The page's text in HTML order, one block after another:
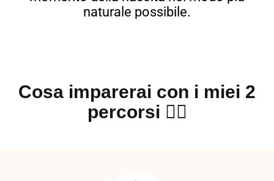
naturale possibile.
Cosa imparerai con i miei 2
percorsi 👇🏻